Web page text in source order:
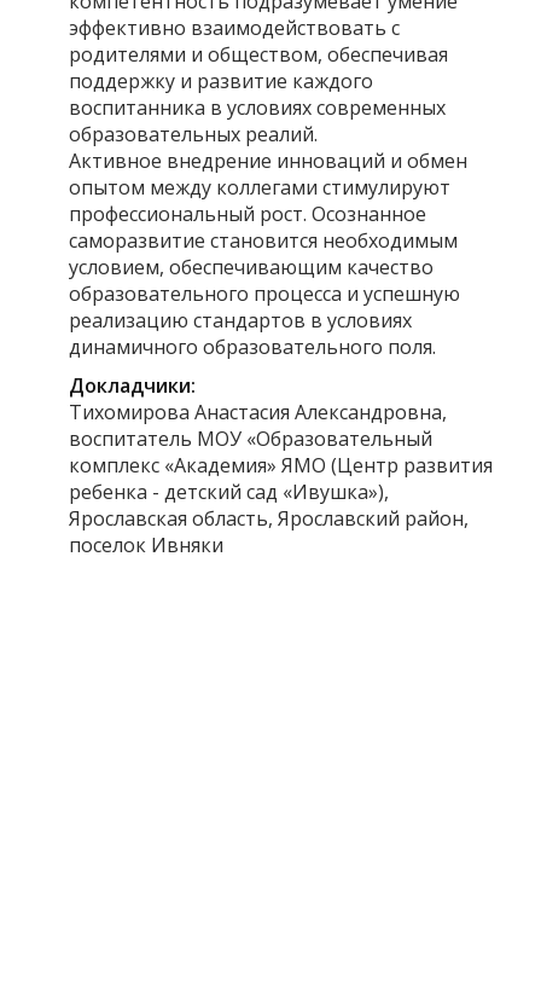
эффективно взаимодействовать с
родителями и обществом, обеспечивая
поддержку и развитие каждого
воспитанника в условиях современных
образовательных реалий.
Активное внедрение инноваций и обмен
опытом между коллегами стимулируют
профессиональный рост. Осознанное
саморазвитие становится необходимым
условием, обеспечивающим качество
образовательного процесса и успешную
реализацию стандартов в условиях
динамичного образовательного поля.
Докладчики:
Тихомирова Анастасия Александровна,
воспитатель МОУ «Образовательный
комплекс «Академия» ЯМО (Центр развития
ребенка - детский сад «Ивушка»),
Ярославская область, Ярославский район,
поселок Ивняки